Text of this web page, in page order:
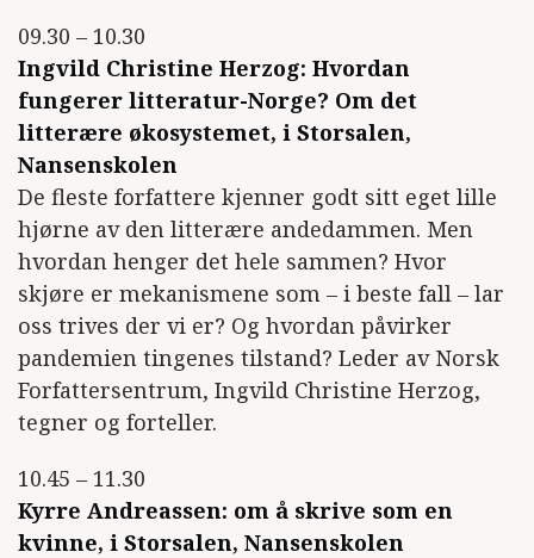
09.30 – 10.30
Ingvild Christine Herzog: Hvordan
fungerer litteratur-Norge? Om det
litterære økosystemet, i Storsalen,
Nansenskolen
De fleste forfattere kjenner godt sitt eget lille
hjørne av den litterære andedammen. Men
hvordan henger det hele sammen? Hvor
skjøre er mekanismene som – i beste fall – lar
oss trives der vi er? Og hvordan påvirker
pandemien tingenes tilstand? Leder av Norsk
Forfattersentrum, Ingvild Christine Herzog,
tegner og forteller.
10.45 – 11.30
Kyrre Andreassen: om å skrive som en
kvinne, i Storsalen, Nansenskolen